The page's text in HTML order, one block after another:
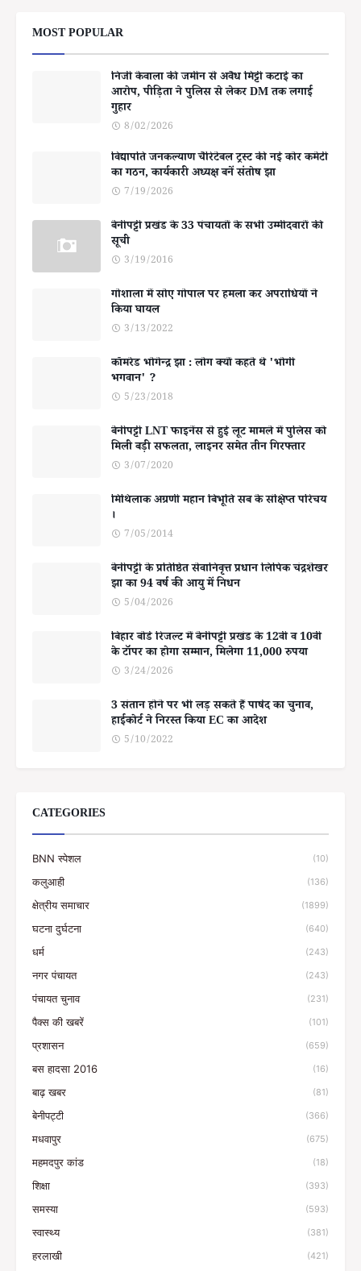
MOST POPULAR
निजी केवाला की जमीन से अवैध मिट्टी कटाई का
आरोप, पीड़िता ने पुलिस से लेकर DM तक लगाई
गुहार
8/02/2026
विद्यापति जनकल्याण चैरिटेबल ट्रस्ट की नई कोर कमेटी
का गठन, कार्यकारी अध्यक्ष बनें संतोष झा
7/19/2026
बेनीपट्टी प्रखंड के 33 पंचायतों के सभी उम्मीदवारों की
सूची
3/19/2016
गोशाला में सोए गोपाल पर हमला कर अपराधियों ने
किया घायल
3/13/2022
कॉमरेड भोगेन्द्र झा : लोग क्यों कहते थे 'भोगी
भगवान' ?
5/23/2018
बेनीपट्टी LNT फाइनेंस से हुई लूट मामले में पुलिस को
मिली बड़ी सफलता, लाइनर समेत तीन गिरफ्तार
3/07/2020
मिथिलाक अग्रणी महान बिभूति सब के संक्षिप्त परिचय
।
7/05/2014
बेनीपट्टी के प्रतिष्ठित सेवानिवृत्त प्रधान लिपिक चंद्रशेखर
झा का 94 वर्ष की आयु में निधन
5/04/2026
बिहार बोर्ड रिजल्ट में बेनीपट्टी प्रखंड के 12वीं व 10वीं
के टॉपर का होगा सम्मान, मिलेगा 11,000 रुपया
3/24/2026
3 संतान होने पर भी लड़ सकते हैं पार्षद का चुनाव,
हाईकोर्ट ने निरस्त किया EC का आदेश
5/10/2022
CATEGORIES
BNN स्पेशल (10)
कलुआही (136)
क्षेत्रीय समाचार (1899)
घटना दुर्घटना (640)
धर्म (243)
नगर पंचायत (243)
पंचायत चुनाव (231)
पैक्स की खबरें (101)
प्रशासन (659)
बस हादसा 2016 (16)
बाढ़ खबर (81)
बेनीपट्टी (366)
मधवापुर (675)
महमदपुर कांड (18)
शिक्षा (393)
समस्या (593)
स्वास्थ्य (381)
हरलाखी (421)